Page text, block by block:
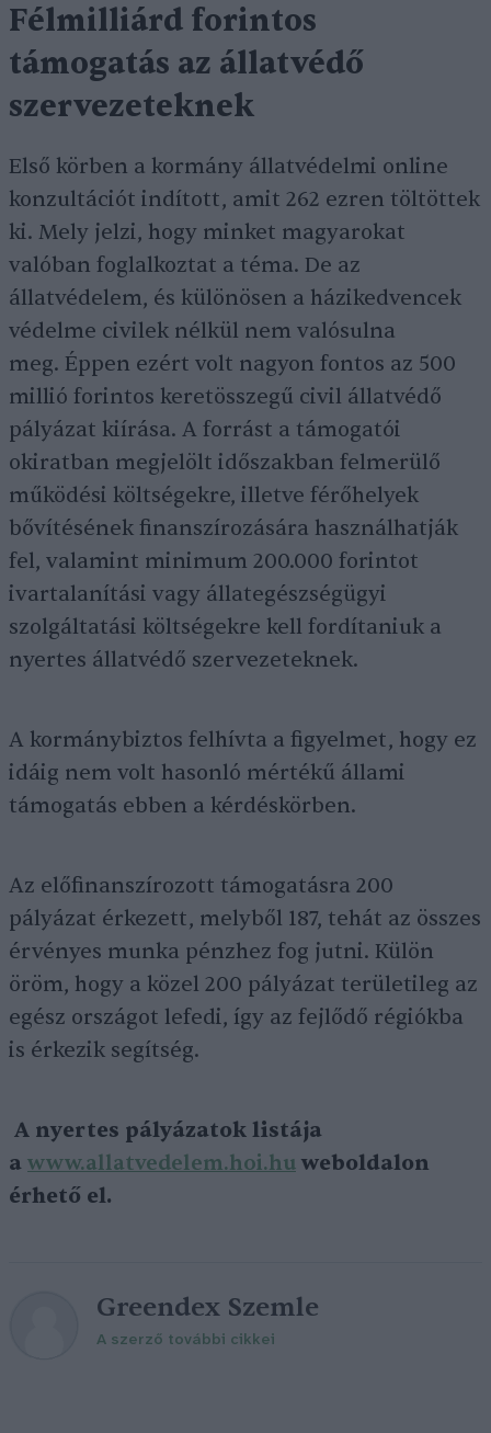
Félmilliárd forintos
támogatás az állatvédő
szervezeteknek
Első körben a kormány állatvédelmi online
konzultációt indított, amit 262 ezren töltöttek
ki. Mely jelzi, hogy minket magyarokat
valóban foglalkoztat a téma. De az
állatvédelem, és különösen a házikedvencek
védelme civilek nélkül nem valósulna
meg. Éppen ezért volt nagyon fontos az 500
millió forintos keretösszegű civil állatvédő
pályázat kiírása. A forrást a támogatói
okiratban megjelölt időszakban felmerülő
működési költségekre, illetve férőhelyek
bővítésének finanszírozására használhatják
fel, valamint minimum 200.000 forintot
ivartalanítási vagy állategészségügyi
szolgáltatási költségekre kell fordítaniuk a
nyertes állatvédő szervezeteknek.
A kormánybiztos felhívta a figyelmet, hogy ez
idáig nem volt hasonló mértékű állami
támogatás ebben a kérdéskörben.
Az előfinanszírozott támogatásra 200
pályázat érkezett, melyből 187, tehát az összes
érvényes munka pénzhez fog jutni. Külön
öröm, hogy a közel 200 pályázat területileg az
egész országot lefedi, így az fejlődő régiókba
is érkezik segítség.
A nyertes pályázatok listája
a www.allatvedelem.hoi.hu weboldalon
érhető el.
Greendex Szemle
A szerző további cikkei